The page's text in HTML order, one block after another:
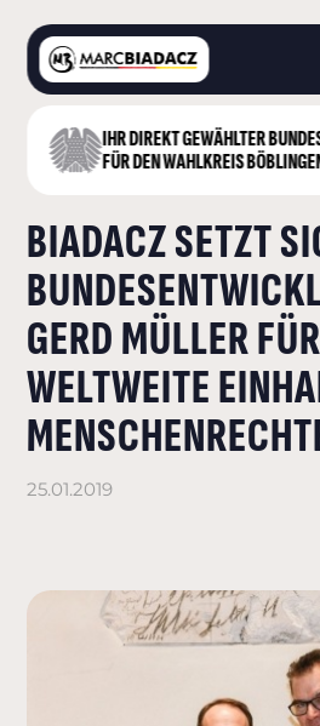
IHR DIREKT GEWÄHLTER
FÜR DEN WAHLKREIS
LANDKREIS
DEUTSCHER
KONTAKT
BIADACZ SETZT
GERD MÜLLER
WELTWEITE
25.01.2019